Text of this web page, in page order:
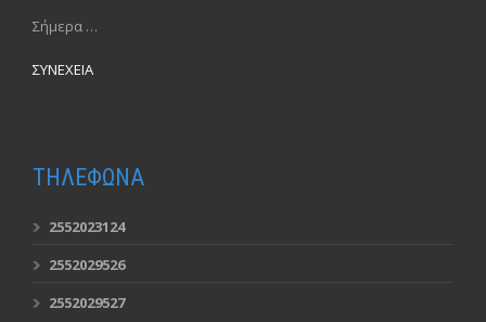
Σήμερα …
ΣΥΝΕΧΕΙΑ
ΤΗΛΕΦΩΝΑ
2552023124
2552029526
2552029527